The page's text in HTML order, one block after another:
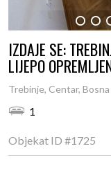
1 2
IZDAJE SE:
LIJEPO
Trebinje, Centar,
1
Objekat ID #1725